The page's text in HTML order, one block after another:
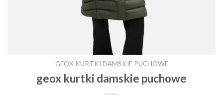
GEOX KURTKI DAMSKIE PUCHOWE
geox kurtki damskie puchowe